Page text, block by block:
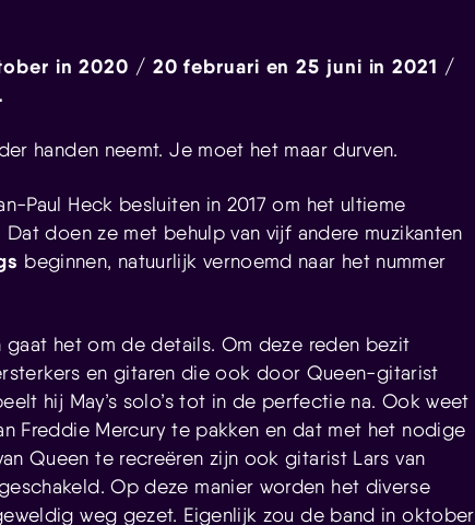
in 2020 / 20 februari en 25 juni in 2021 /
handen neemt. Je moet het maar durven.
Paul Heck besluiten in 2017 om het ultieme
doen ze met behulp van vijf andere muzikanten
beginnen, natuurlijk vernoemd naar het nummer
gaat het om de details. Om deze reden bezit
en gitaren die ook door Queen-gitarist
hij May’s solo’s tot in de perfectie na. Ook weet
Freddie Mercury te pakken en dat met het nodige
Queen te recreëren zijn ook gitarist Lars van
Op deze manier worden het diverse
weg gezet. Eigenlijk zou de band in oktober